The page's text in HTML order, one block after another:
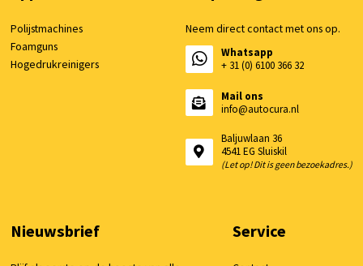
Polijstmachines
Foamguns
Hogedrukreinigers
Neem direct contact met ons op.
Whatsapp
+ 31 (0) 6100 366 32
Mail ons
info@autocura.nl
Baljuwlaan 36
4541 EG Sluiskil
(Let op! Dit is geen bezoekadres.)
Nieuwsbrief Service